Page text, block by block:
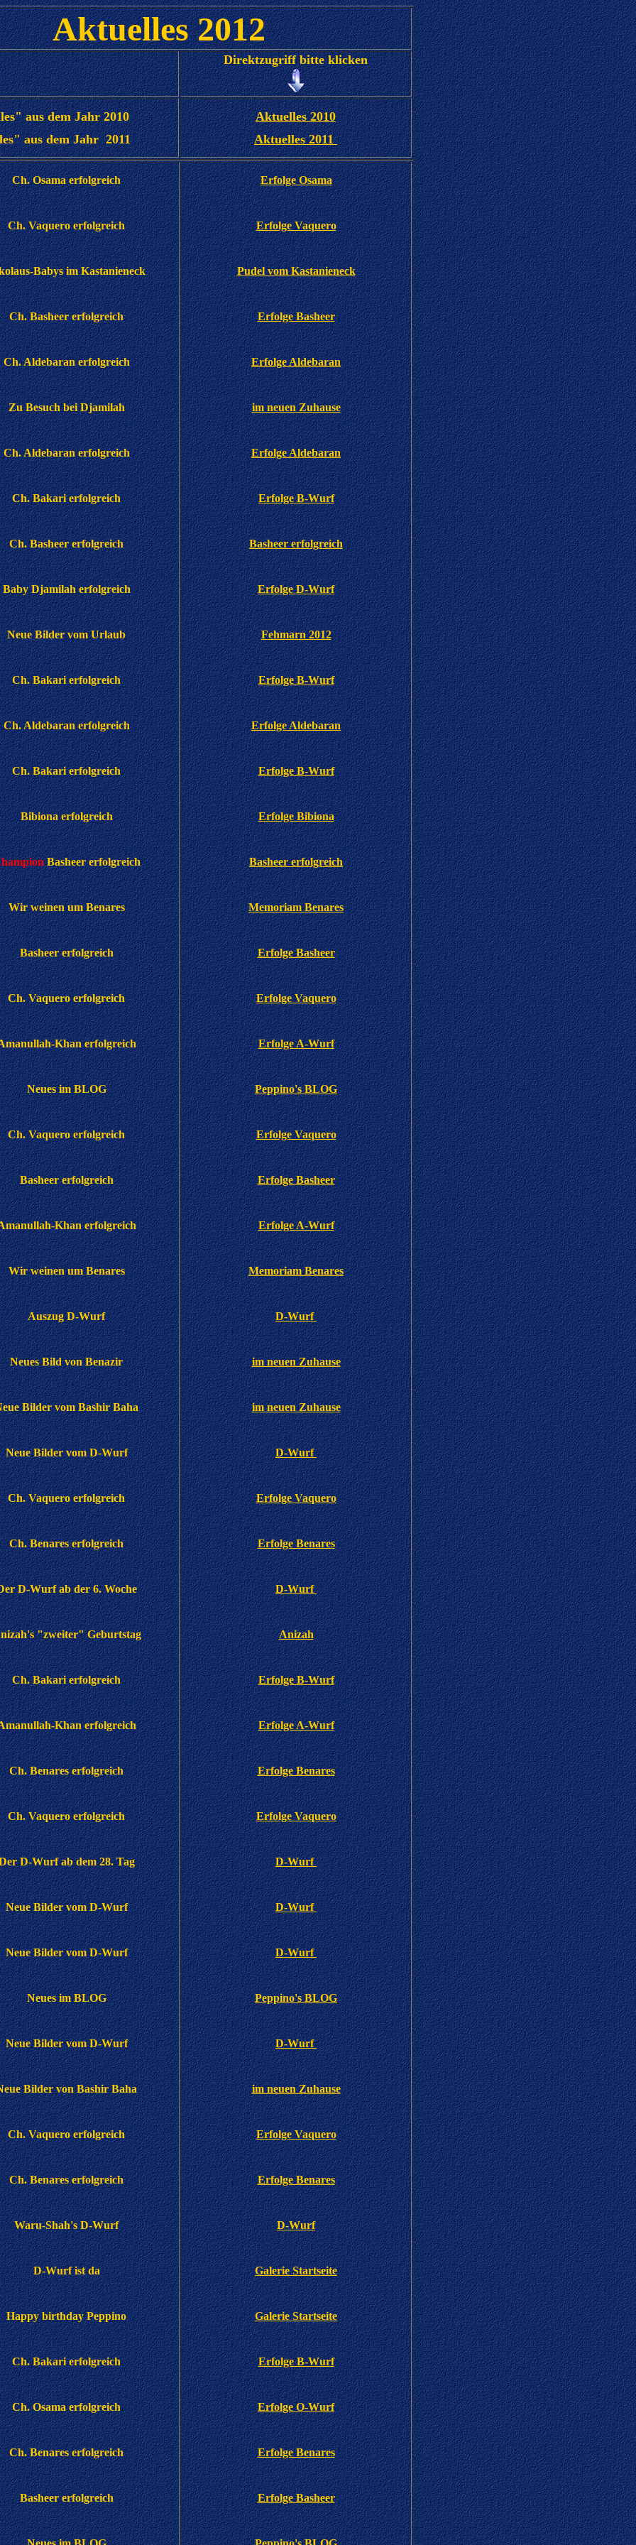
Aktuelles 2012
Direktzugriff bitte klicken
aus dem Jahr 2010
aus dem Jahr 2011
Aktuelles 2010
Aktuelles 2011
Ch. Osama erfolgreich
Ch. Vaquero erfolgreich
Babys im Kastanieneck
Ch. Basheer erfolgreich
Ch. Aldebaran erfolgreich
Zu Besuch bei Djamilah
Ch. Aldebaran erfolgreich
Ch. Bakari erfolgreich
Ch. Basheer erfolgreich
Baby Djamilah erfolgreich
Neue Bilder vom Urlaub
Ch. Bakari erfolgreich
Ch. Aldebaran erfolgreich
Ch. Bakari erfolgreich
Bibiona erfolgreich
Basheer erfolgreich
Wir weinen um Benares
Basheer erfolgreich
Ch. Vaquero erfolgreich
Khan erfolgreich
Neues im BLOG
Ch. Vaquero erfolgreich
Basheer erfolgreich
Khan erfolgreich
Wir weinen um Benares
Auszug D-Wurf
Neues Bild von Benazir
Bilder vom Bashir Baha
Neue Bilder vom D-Wurf
Ch. Vaquero erfolgreich
Ch. Benares erfolgreich
D-Wurf ab der 6. Woche
"zweiter" Geburtstag
Ch. Bakari erfolgreich
Khan erfolgreich
Ch. Benares erfolgreich
Ch. Vaquero erfolgreich
D-Wurf ab dem 28. Tag
Neue Bilder vom D-Wurf
Neue Bilder vom D-Wurf
Neues im BLOG
Neue Bilder vom D-Wurf
Bilder von Bashir Baha
Ch. Vaquero erfolgreich
Ch. Benares erfolgreich
Waru-Shah's D-Wurf
D-Wurf ist da
Happy birthday Peppino
Ch. Bakari erfolgreich
Ch. Osama erfolgreich
Ch. Benares erfolgreich
Basheer erfolgreich
Erfolge Osama
Erfolge Vaquero
Pudel vom Kastanieneck
Erfolge Basheer
Erfolge Aldebaran
im neuen Zuhause
Erfolge Aldebaran
Erfolge B-Wurf
Basheer erfolgreich
Erfolge D-Wurf
Fehmarn 2012
Erfolge B-Wurf
Erfolge Aldebaran
Erfolge B-Wurf
Erfolge Bibiona
Basheer erfolgreich
Memoriam Benares
Erfolge Basheer
Erfolge Vaquero
Erfolge A-Wurf
Peppino's BLOG
Erfolge Vaquero
Erfolge Basheer
Erfolge A-Wurf
Memoriam Benares
D-Wurf
im neuen Zuhause
im neuen Zuhause
D-Wurf
Erfolge Vaquero
Erfolge Benares
D-Wurf
Anizah
Erfolge B-Wurf
Erfolge A-Wurf
Erfolge Benares
Erfolge Vaquero
D-Wurf
D-Wurf
D-Wurf
Peppino's BLOG
D-Wurf
im neuen Zuhause
Erfolge Vaquero
Erfolge Benares
D-Wurf
Galerie Startseite
Galerie Startseite
Erfolge B-Wurf
Erfolge O-Wurf
Erfolge Benares
Erfolge Basheer